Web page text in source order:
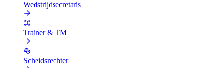
Wedstrijdsecretaris
Trainer & TM
Scheidsrechter